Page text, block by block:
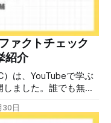
気をつけて」というだ
されたい人はいませ
た情
ァクトチェック
紹介
）は、YouTubeで学ぶ
しました。誰でも無料
ーの知識を学ぶことが
30日